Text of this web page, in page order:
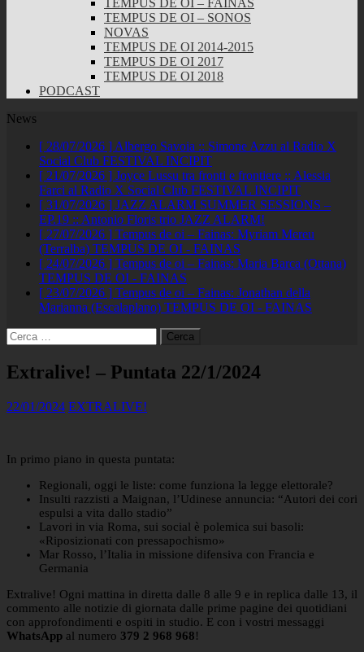
TEMPUS DE OI – FAINAS
TEMPUS DE OI – SONOS
NOVAS
TEMPUS DE OI 2014-2015
TEMPUS DE OI 2017
TEMPUS DE OI 2018
PODCAST
News
[ 28/07/2026 ] Albergo Savoia :: Simone Azzu al Radio X
Social Club FESTIVAL INCIPIT
[ 21/07/2026 ] Joyce Lussu tra fronti e frontiere :: Alessia
Farci al Radio X Social Club FESTIVAL INCIPIT
[ 31/07/2026 ] JAZZ ALARM SUMMER SESSIONS –
EP.19 :: Antonio Floris trio JAZZ ALARM!
[ 27/07/2026 ] Tempus de oi – Fainas: Myriam Mereu
(Terralba) TEMPUS DE OI - FAINAS
[ 24/07/2026 ] Tempus de oi – Fainas: Maria Barca (Ottana)
TEMPUS DE OI - FAINAS
[ 23/07/2026 ] Tempus de oi – Fainas: Jonathan della
Marianna (Escalaplano) TEMPUS DE OI - FAINAS
Ricerca
per:
Extralive! – Puntata 22/1/2024
22/01/2024 EXTRALIVE!
In primo piano in questa puntata:
Regionali, oggi le liste: come funziona la legge elettorale?
Insulti razzisti a Maignan, l’Udinese annuncia: “Autori dei cori
espulsi a vita dallo stadio”
Lavori in via Roma, sui social è polemica sui basoli:
«Riposizionati con pressapochismo»
Mar Rosso, l’Italia in missione difensiva con Francia e
Germania
Extralive! Ogni mattina in diretta dalle 8 alle 9 e in replica dalle 13, il
commento alle notizie di giornata dalle prime pagine dei quotidiani
con approfondimenti e ospiti in studio. E con i vostri messaggi
WhatsApp al numero 379 2 968 968!